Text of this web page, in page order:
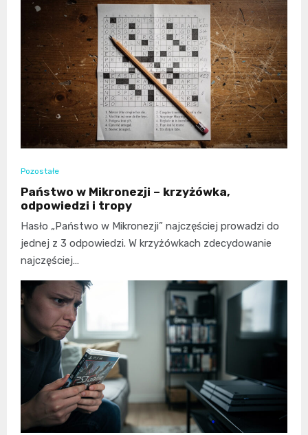
Pozostałe
Państwo w Mikronezji – krzyżówka,
odpowiedzi i tropy
Hasło „Państwo w Mikronezji” najczęściej prowadzi do
jednej z 3 odpowiedzi. W krzyżówkach zdecydowanie
najczęściej…